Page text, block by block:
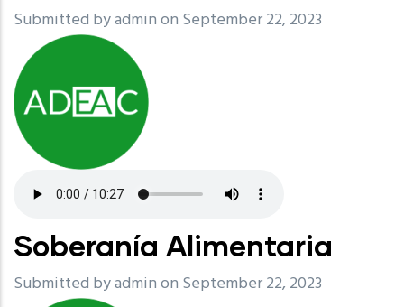
Submitted byadminon September 22, 2023
Soberanía Alimentaria
Submitted byadminon September 22, 2023